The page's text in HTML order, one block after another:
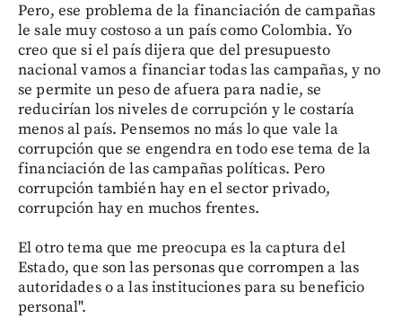
Pero, ese problema de la financiación de campañas
le sale muy costoso a un país como Colombia. Yo
creo que si el país dijera que del presupuesto
nacional vamos a financiar todas las campañas, y no
se permite un peso de afuera para nadie, se
reducirían los niveles de corrupción y le costaría
menos al país. Pensemos no más lo que vale la
corrupción que se engendra en todo ese tema de la
financiación de las campañas políticas. Pero
corrupción también hay en el sector privado,
corrupción hay en muchos frentes.
El otro tema que me preocupa es la captura del
Estado, que son las personas que corrompen a las
autoridades o a las instituciones para su beneficio
personal".